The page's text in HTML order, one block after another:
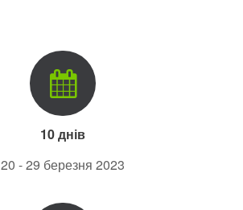
10 днів
20 - 29 березня 2023